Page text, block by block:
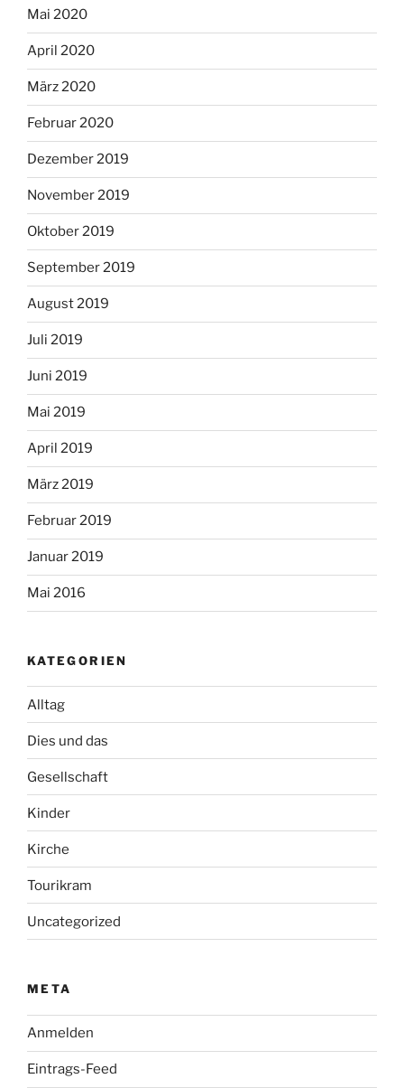
Mai 2020
April 2020
März 2020
Februar 2020
Dezember 2019
November 2019
Oktober 2019
September 2019
August 2019
Juli 2019
Juni 2019
Mai 2019
April 2019
März 2019
Februar 2019
Januar 2019
Mai 2016
KATEGORIEN
Alltag
Dies und das
Gesellschaft
Kinder
Kirche
Tourikram
Uncategorized
META
Anmelden
Eintrags-Feed